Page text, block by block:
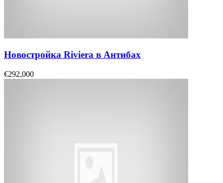
Новостройка Riviera в Антибах
€292,000